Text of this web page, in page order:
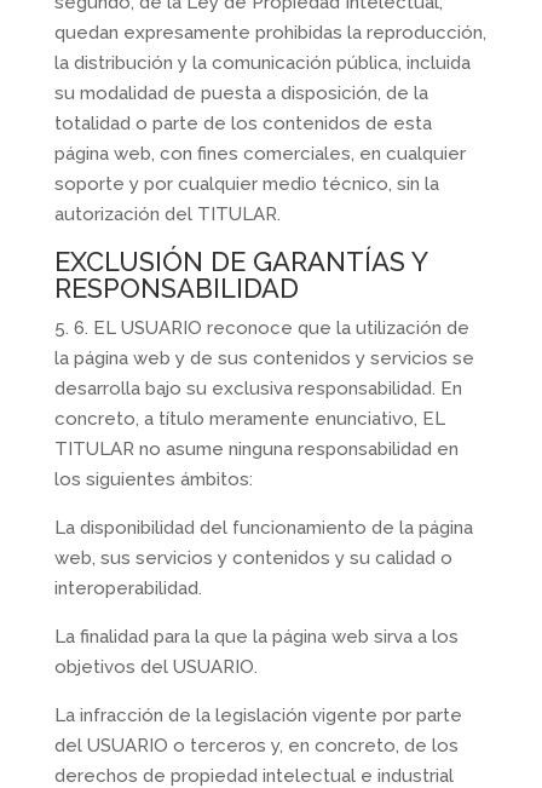
quedan expresamente prohibidas la reproducción,
la distribución y la comunicación pública, incluida
su modalidad de puesta a disposición, de la
totalidad o parte de los contenidos de esta
página web, con fines comerciales, en cualquier
soporte y por cualquier medio técnico, sin la
autorización del TITULAR.
EXCLUSIÓN DE GARANTÍAS Y
RESPONSABILIDAD
5. 6. EL USUARIO reconoce que la utilización de
la página web y de sus contenidos y servicios se
desarrolla bajo su exclusiva responsabilidad. En
concreto, a título meramente enunciativo, EL
TITULAR no asume ninguna responsabilidad en
los siguientes ámbitos:
La disponibilidad del funcionamiento de la página
web, sus servicios y contenidos y su calidad o
interoperabilidad.
La finalidad para la que la página web sirva a los
objetivos del USUARIO.
La infracción de la legislación vigente por parte
del USUARIO o terceros y, en concreto, de los
derechos de propiedad intelectual e industrial